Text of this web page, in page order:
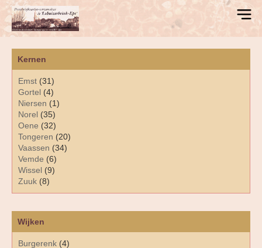
Kernen
Emst (31)
Gortel (4)
Niersen (1)
Norel (35)
Oene (32)
Tongeren (20)
Vaassen (34)
Vemde (6)
Wissel (9)
Zuuk (8)
Wijken
Burgerenk (4)